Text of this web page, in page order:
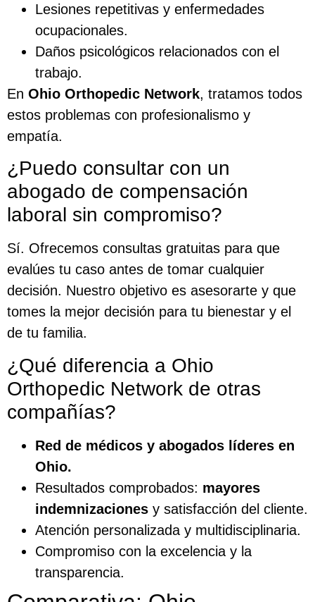
Lesiones repetitivas y enfermedades
ocupacionales.
Daños psicológicos relacionados con el
trabajo.
En Ohio Orthopedic Network, tratamos todos
estos problemas con profesionalismo y
empatía.
¿Puedo consultar con un
abogado de compensación
laboral sin compromiso?
Sí. Ofrecemos consultas gratuitas para que
evalúes tu caso antes de tomar cualquier
decisión. Nuestro objetivo es asesorarte y que
tomes la mejor decisión para tu bienestar y el
de tu familia.
¿Qué diferencia a Ohio
Orthopedic Network de otras
compañías?
Red de médicos y abogados líderes en
Ohio.
Resultados comprobados: mayores
indemnizaciones y satisfacción del cliente.
Atención personalizada y multidisciplinaria.
Compromiso con la excelencia y la
transparencia.